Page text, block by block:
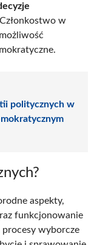
w
politycznych w
aspekty,
funkcjonowanie
procesy wyborcze